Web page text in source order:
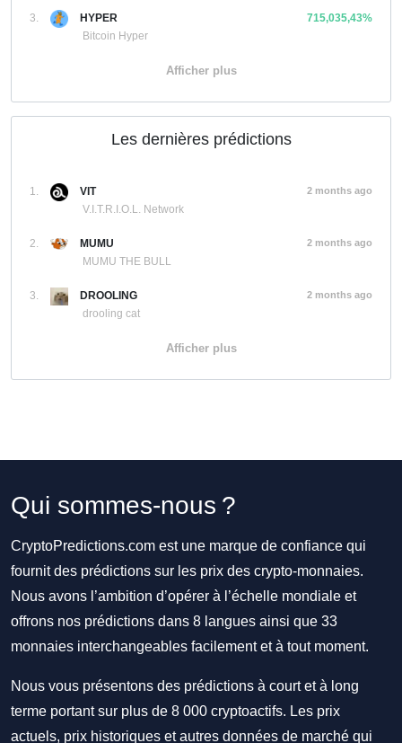
3.
HYPER
Bitcoin Hyper
715,035,43%
Afficher plus
Les dernières prédictions
1.
VIT
V.I.T.R.I.O.L. Network
2 months ago
2.
MUMU
MUMU THE BULL
2 months ago
3.
DROOLING
drooling cat
2 months ago
Afficher plus
Qui sommes-nous ?
CryptoPredictions.com est une marque de confiance qui
fournit des prédictions sur les prix des crypto-monnaies.
Nous avons l’ambition d’opérer à l’échelle mondiale et
offrons nos prédictions dans 8 langues ainsi que 33
monnaies interchangeables facilement et à tout moment.
Nous vous présentons des prédictions à court et à long
terme portant sur plus de 8 000 cryptoactifs. Les prix
actuels, prix historiques et autres données de marché qui